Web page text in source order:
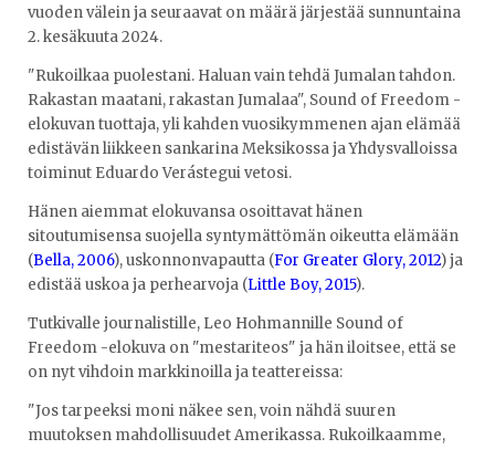
vuoden välein ja seuraavat on määrä järjestää sunnuntaina
2. kesäkuuta 2024.
"Rukoilkaa puolestani. Haluan vain tehdä Jumalan tahdon.
Rakastan maatani, rakastan Jumalaa", Sound of Freedom -
elokuvan tuottaja, yli kahden vuosikymmenen ajan elämää
edistävän liikkeen sankarina Meksikossa ja Yhdysvalloissa
toiminut Eduardo Verástegui vetosi.
Hänen aiemmat elokuvansa osoittavat hänen
sitoutumisensa suojella syntymättömän oikeutta elämään
(Bella, 2006), uskonnonvapautta (For Greater Glory, 2012) ja
edistää uskoa ja perhearvoja (Little Boy, 2015).
Tutkivalle journalistille, Leo Hohmannille Sound of
Freedom -elokuva on "mestariteos" ja hän iloitsee, että se
on nyt vihdoin markkinoilla ja teattereissa:
"Jos tarpeeksi moni näkee sen, voin nähdä suuren
muutoksen mahdollisuudet Amerikassa. Rukoilkaamme,